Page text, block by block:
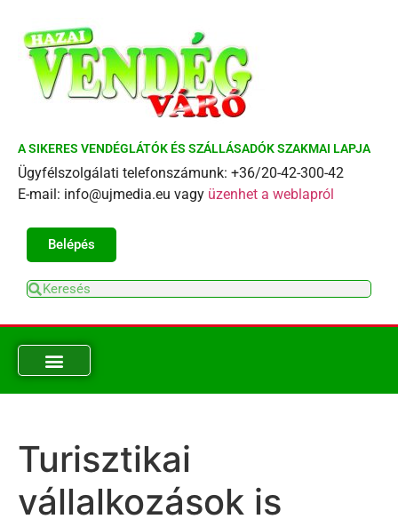
A SIKERES VENDÉGLÁTÓK ÉS SZÁLLÁSADÓK SZAKMAI LAPJA
Ügyfélszolgálati telefonszámunk: +36/20-42-300-42
E-mail: info@ujmedia.eu vagy üzenhet a weblapról
Belépés
Turisztikai
vállalkozások is